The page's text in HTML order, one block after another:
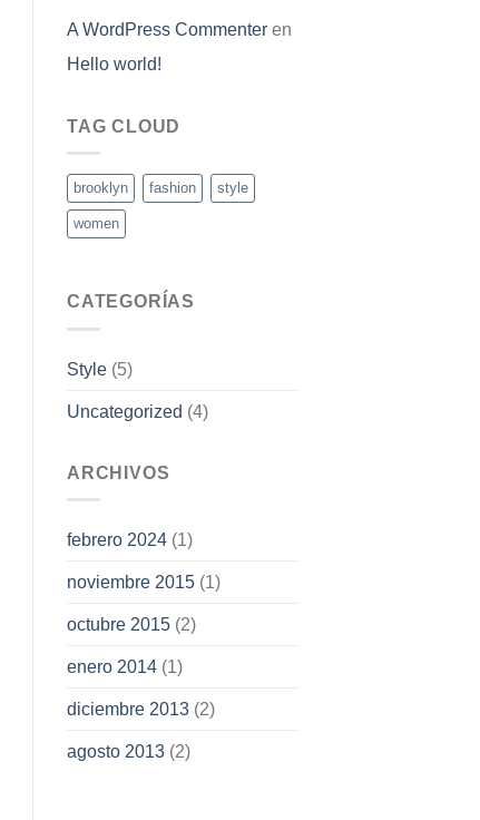
A WordPress Commenter en
Hello world!
TAG CLOUD
brooklyn fashion style
women
CATEGORÍAS
Style (5)
Uncategorized (4)
ARCHIVOS
febrero 2024 (1)
noviembre 2015 (1)
octubre 2015 (2)
enero 2014 (1)
diciembre 2013 (2)
agosto 2013 (2)